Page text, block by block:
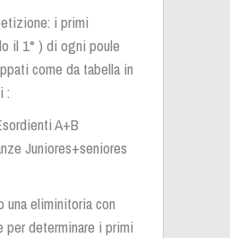
i primi
il 1° ) di ogni poule
come da tabella in
:
A+B
Juniores+seniores
una eliminitoria con
per determinare i primi